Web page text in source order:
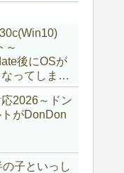
～
後にOSが
ってしまい
2026～ドン
がDonDon
子といっし